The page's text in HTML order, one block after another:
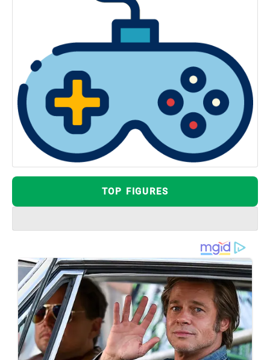
TOP FIGURES